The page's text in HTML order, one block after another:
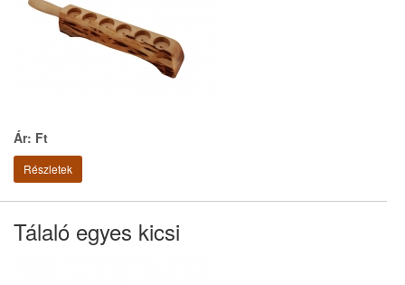
Ár: Ft
Részletek
Tálaló egyes kicsi